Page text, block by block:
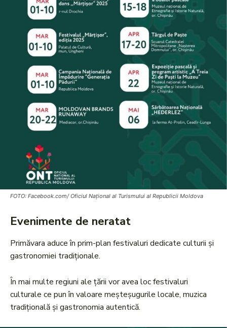
FOTO: Facebook.com/ Oficiul Național al Turismului al Republicii Moldova
Evenimente de neratat
Primăvara aduce în prim-plan festivaluri dedicate culturii și
gastronomiei tradiționale.
În mai multe regiuni ale țării vor avea loc festivaluri
culturale ce pun în valoare meșteșugurile locale, muzica
tradițională și gastronomia autentică.